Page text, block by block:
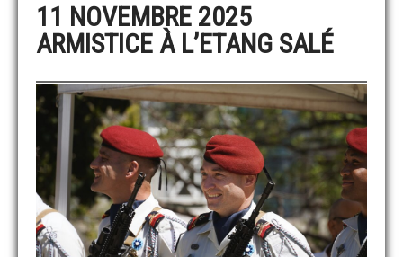
11 NOVEMBRE 2025
ARMISTICE À L’ETANG SALÉ